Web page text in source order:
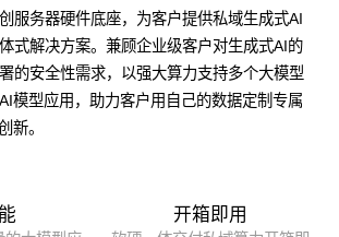
服务器硬件底座，为客户提供私域生成式AI
式解决方案。兼顾企业级客户对生成式AI的
的安全性需求，以强大算力支持多个大模型
模型应用，助力客户用自己的数据定制专属
新。
开箱即用